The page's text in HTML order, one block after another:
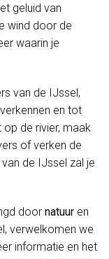
geluid van
wind door de
waarin je
van de IJssel,
en tot
op de rivier, maak
of verken de
de IJssel zal je
door natuur en
verwelkomen we
informatie en het